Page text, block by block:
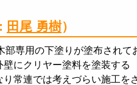
田尾 勇樹）
部専用の下塗りが塗布されて
にクリヤー塗料を塗装する
常連では考えづらい施工を